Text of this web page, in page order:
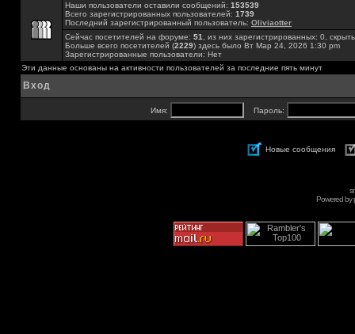
Наши пользователи оставили сообщений: 153539
Всего зарегистрированных пользователей: 1739
Последний зарегистрированный пользователь: Oliviaotter
Сейчас посетителей на форуме: 51
, из них зарегистрированных: 0,
Больше всего посетителей (2229) здесь было Вт Мар 24, 2026 1:30 pm
Зарегистрированные пользователи: Нет
Эти данные основаны на активности пользователей за последние пять минут
Вход
Имя: Пароль:
Новые сообщения
Powered by